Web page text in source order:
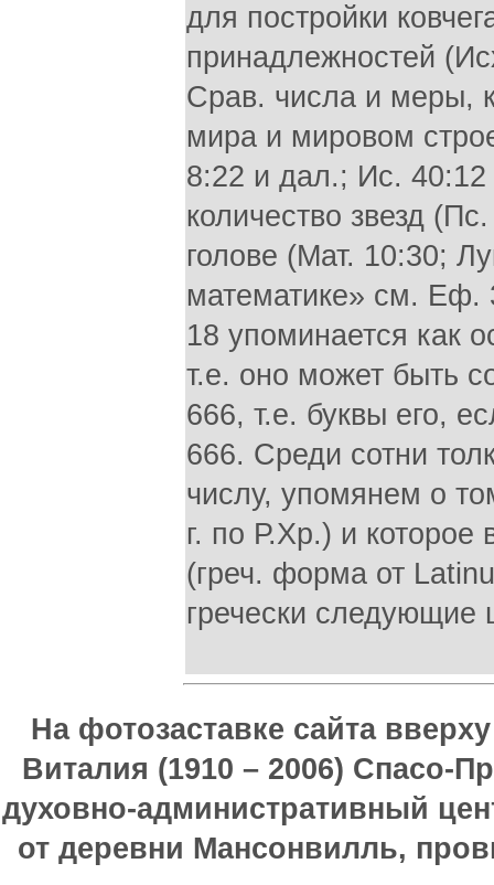
для постройки
принадлежностей
Срав. числа и меры,
мира и мировом
8:22 и дал.; Ис.
количество звезд
голове (Мат. 10:30;
математике» см. Еф.
18 упоминается как
т.е. оно может быть
666, т.е. буквы его,
666. Среди сотни
числу, упомянем о
г. по Р.Хр.) и которое
(греч. форма от
гречески
На фотозаставке сайта
Виталия (1910 – 2006) Спасо-
духовно-административный
от деревни Мансонвилль,